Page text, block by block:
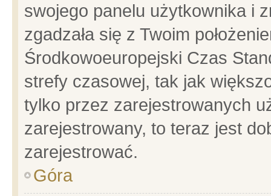
swojego panelu użytkownika i
zgadzała się z Twoim
Środkowoeuropejski Czas
strefy czasowej, tak jak
tylko przez zarejestrowanych
zarejestrowany, to teraz jest
zarejestrować.
Góra